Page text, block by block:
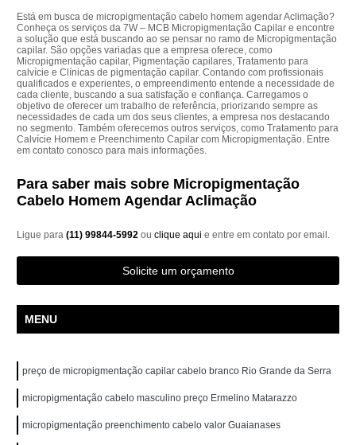
Está em busca de micropigmentação cabelo homem agendar Aclimação?
Conheça os serviços da 7W – MCB Micropigmentação Capilar e encontre
a solução que está buscando ao se pensar no ramo de Micropigmentação
capilar. São opções variadas que a empresa oferece, como
Micropigmentação capilar, Pigmentação capilares, Tratamento para
calvície e Clínicas de pigmentação capilar. Contando com profissionais
qualificados e experientes, o empreendimento entende a necessidade de
cada cliente, buscando a sua satisfação e confiança. Carregamos o
objetivo de oferecer um trabalho de referência, priorizando sempre as
necessidades de cada um dos seus clientes, a empresa nos destacando
no segmento. Também oferecemos outros serviços, como Tratamento para
Calvície Homem e Preenchimento Capilar com Micropigmentação. Entre
em contato conosco para mais informações.
Para saber mais sobre Micropigmentação
Cabelo Homem Agendar Aclimação
Ligue para(11) 99844-5992ouclique aqui e entre em contato por email.
Solicite um orçamento
MENU
preço de micropigmentação capilar cabelo branco Rio Grande da Serra
micropigmentação cabelo masculino preço Ermelino Matarazzo
micropigmentação preenchimento cabelo valor Guaianases